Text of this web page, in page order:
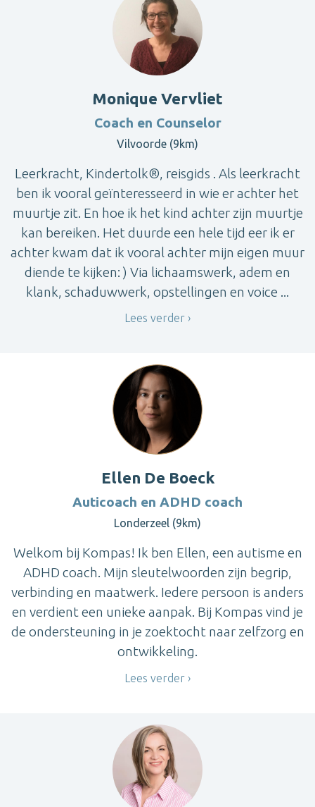
Monique Vervliet
Coach en Counselor
Vilvoorde (9km)
Leerkracht, Kindertolk®, reisgids . Als leerkracht
ben ik vooral geïnteresseerd in wie er achter het
muurtje zit. En hoe ik het kind achter zijn muurtje
kan bereiken. Het duurde een hele tijd eer ik er
achter kwam dat ik vooral achter mijn eigen muur
diende te kijken: ) Via lichaamswerk, adem en
klank, schaduwwerk, opstellingen en voice ...
Lees verder
Ellen De Boeck
Auticoach en ADHD coach
Londerzeel (9km)
Welkom bij Kompas! Ik ben Ellen, een autisme en
ADHD coach. Mijn sleutelwoorden zijn begrip,
verbinding en maatwerk. Iedere persoon is anders
en verdient een unieke aanpak. Bij Kompas vind je
de ondersteuning in je zoektocht naar zelfzorg en
ontwikkeling.
Lees verder